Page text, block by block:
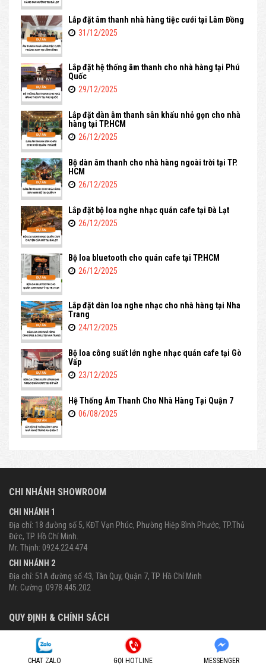
CHAT ZALO GỌI HOTLINE MESSENGER
Lắp đặt âm thanh nhà hàng tiệc cưới tại Lâm Đồng
31/12/2025
Lắp đặt hệ thống âm thanh cho nhà hàng tại Phú
Quốc
29/12/2025
Lắp đặt dàn âm thanh sân khấu nhỏ gọn cho nhà
hàng tại TP.HCM
26/12/2025
Bộ dàn âm thanh cho nhà hàng ngoài trời tại TP.
HCM
26/12/2025
Lắp đặt bộ loa nghe nhạc quán cafe tại Đà Lạt
26/12/2025
Bộ loa bluetooth cho quán cafe tại TP.HCM
26/12/2025
Lắp đặt dàn loa nghe nhạc cho nhà hàng tại Nha
Trang
24/12/2025
Bộ loa công suất lớn nghe nhạc quán cafe tại Gò
Vấp
23/12/2025
Hệ Thống Âm Thanh Cho Nhà Hàng Tại Quận 7
06/08/2025
CHI NHÁNH SHOWROOM
CHI NHÁNH 1
Địa chỉ: 18 đường số 5, KĐT Vạn Phúc, Phường Hiệp Bình Phước, TP.Thủ
Đức, TP. Hồ Chí Minh.
Mr. Thịnh: 0924.224.474
CHI NHÁNH 2
Địa chỉ: 51A đường số 43, Tân Quy, Quận 7, TP. Hồ Chí Minh
Mr. Cường: 0978.445.202
QUY ĐỊNH & CHÍNH SÁCH
Chính sách vận chuyển
Đổi trả và bảo hành